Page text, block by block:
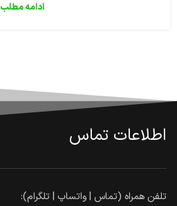
ادامه مطلب
اطلاعات تماس
تلفن همراه (تماس | واتساپ | تلگرام):